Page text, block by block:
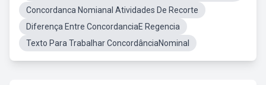
Concordanca Nomianal Atividades De Recorte
Diferença Entre ConcordanciaE Regencia
Texto Para Trabalhar ConcordânciaNominal